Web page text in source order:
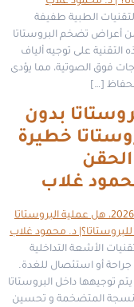
الطبية طفيفة
من أعراض تضخم البروستاتا
التقنية على توجيه ألياف
فوق الصوتية، مما يؤدى
[…]
بدون
البروستاتا خطيرة
الحقن
غلاب
الأشعة التداخلية
أو استئصال للغدة.
توجيهها داخل البروستاتا
المتضخمة و تحسين